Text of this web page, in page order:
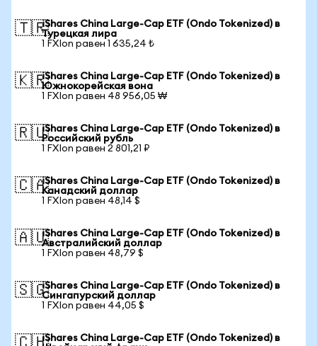
🇹🇷iShares China Large-Cap ETF (Ondo Tokenized) в
Турецкая лира
1 FXIon равен 1 635,24 ₺
🇰🇷iShares China Large-Cap ETF (Ondo Tokenized) в
Южнокорейская вона
1 FXIon равен 48 956,05 ₩
🇷🇺iShares China Large-Cap ETF (Ondo Tokenized) в
Российский рубль
1 FXIon равен 2 801,21 ₽
🇨🇦iShares China Large-Cap ETF (Ondo Tokenized) в
Канадский доллар
1 FXIon равен 48,14 $
🇦🇺iShares China Large-Cap ETF (Ondo Tokenized) в
Австралийский доллар
1 FXIon равен 48,79 $
🇸🇬iShares China Large-Cap ETF (Ondo Tokenized) в
Сингапурский доллар
1 FXIon равен 44,05 $
iShares China Large-Cap ETF (Ondo Tokenized) в